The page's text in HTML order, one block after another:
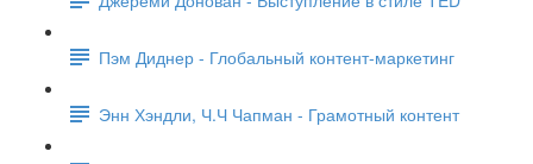
Пэм Диднер - Глобальный контент-маркетинг
Энн Хэндли, Ч.Ч Чапман - Грамотный контент